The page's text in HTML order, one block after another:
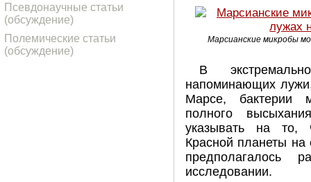
Марсианские микробы
В
напоминающих
Марсе, бактерии
полного
указывать на то,
Красной планеты
предполагалось
исследовании.
Псевдонаучные статьи
(обсуждение)
Полемические статьи
(обсуждение)